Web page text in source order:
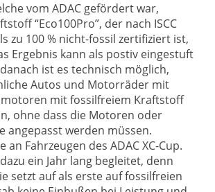
vom ADAC gefördert war,
“Eco100Pro”, der nach ISCC
zu 100 % nicht-fossil zertifiziert ist,
Ergebnis kann als postiv eingestuft
ist es technisch möglich,
Autos und Motorräder mit
mit fossilfreiem Kraftstoff
ohne dass die Motoren oder
angepasst werden müssen.
an Fahrzeugen des ADAC XC-Cup.
ein Jahr lang begleitet, denn
setzt auf als erste auf fossilfreien